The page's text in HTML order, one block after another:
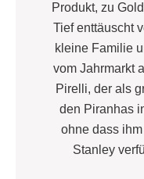
Produkt, zu
Tief enttäuscht
kleine Familie
vom Jahrmarkt
Pirelli, der als
den Piranhas
ohne dass
Stanley